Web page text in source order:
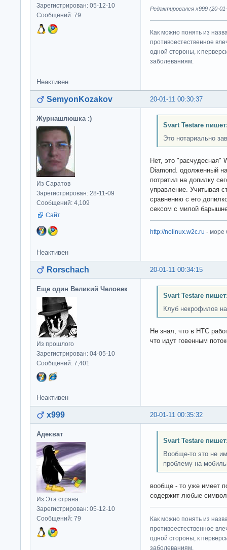
Зарегистрирован: 05-12-10
Сообщений: 79
Редактировался x999 (20-
Как можно понять из
противоестественное
одной стороны, к
заболеваниям.
Неактивен
20-01-11 00:30:37
SemyonKozakov
Журнашлюшка :)
Из Саратов
Зарегистрирован: 28-11-09
Сообщений: 4,109
Сайт
Svart Testare
Это нотариально
Нет, это "расчудесная"
Diamond. одолженный
потратил на допилку
управление. Учитывая
сравнению с его
сексом с милой
http://nolinux.w2c.ru - море
Неактивен
20-01-11 00:34:15
Rorschach
Еще один Великий Человек
Из прошлого
Зарегистрирован: 04-05-10
Сообщений: 7,401
Svart Testare
Клуб некрофилов
Не знал, что в HTC
что идут говенным
Неактивен
20-01-11 00:35:32
x999
Адекват
Из Эта страна
Зарегистрирован: 05-12-10
Сообщений: 79
Svart Testare
Вообще-то это не
проблему на
вообще - то уже имеет
содержит любые
Как можно понять из
противоестественное
одной стороны, к
заболеваниям.